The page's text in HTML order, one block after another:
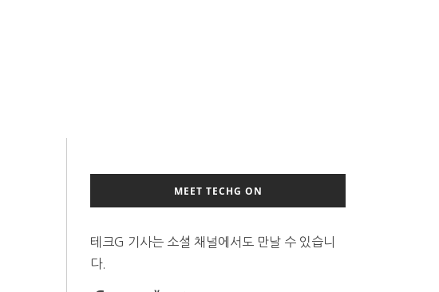
MEET TECHG ON
테크G 기사는 소셜 채널에서도 만날 수 있습니
다.